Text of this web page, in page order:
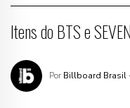
Itens do BTS e
Por Billboard Brasil